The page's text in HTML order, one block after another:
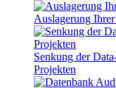
Auslagerung
Senkung der
Projekten